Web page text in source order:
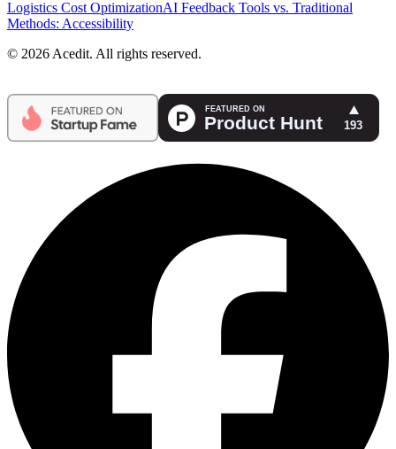
Logistics Cost OptimizationAI Feedback Tools vs. Traditional
Methods: Accessibility
© 2026 Acedit. All rights reserved.